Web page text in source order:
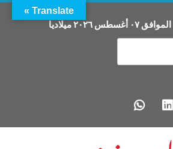
الموافق٠٧ أغسطس ٢٠٢٦ميلاديا
Translate »